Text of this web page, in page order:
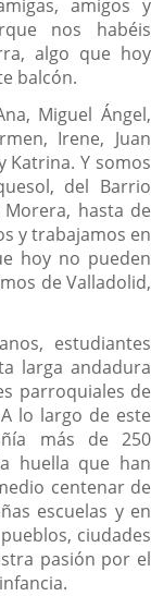
amigos y
nos habéis
algo que hoy
balcón.
Miguel Ángel,
Irene, Juan
Katrina. Y somos
del Barrio
Morera, hasta de
y trabajamos en
hoy no pueden
de Valladolid,
estudiantes
larga andadura
parroquiales de
lo largo de este
más de 250
huella que han
centenar de
escuelas y en
ciudades
pasión por el